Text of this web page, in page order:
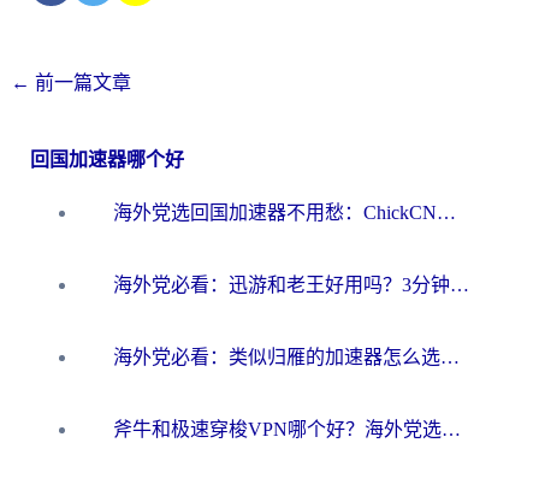
← 前一篇文章
回国加速器哪个好
海外党选回国加速器不用愁：ChickCN和洞见哪个好？一篇搞定所有疑问
海外党必看：迅游和老王好用吗？3分钟选对加速国内网络的加速器
海外党必看：类似归雁的加速器怎么选？一篇搞定无缝访问国内资源
斧牛和极速穿梭VPN哪个好？海外党选回国加速器必看的真实对比与避坑指南